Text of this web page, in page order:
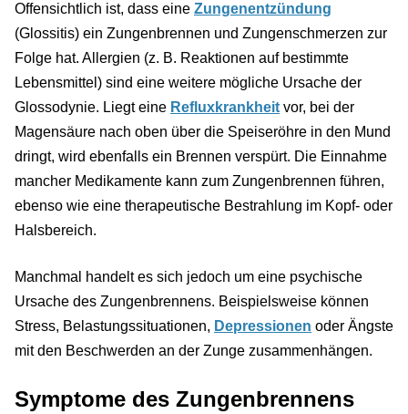
Offensichtlich ist, dass eine Zungenentzündung
(Glossitis) ein Zungenbrennen und Zungenschmerzen zur
Folge hat. Allergien (z. B. Reaktionen auf bestimmte
Lebensmittel) sind eine weitere mögliche Ursache der
Glossodynie. Liegt eine Refluxkrankheit vor, bei der
Magensäure nach oben über die Speiseröhre in den Mund
dringt, wird ebenfalls ein Brennen verspürt. Die Einnahme
mancher Medikamente kann zum Zungenbrennen führen,
ebenso wie eine therapeutische Bestrahlung im Kopf- oder
Halsbereich.
Manchmal handelt es sich jedoch um eine psychische
Ursache des Zungenbrennens. Beispielsweise können
Stress, Belastungssituationen, Depressionen oder Ängste
mit den Beschwerden an der Zunge zusammenhängen.
Symptome des Zungenbrennens